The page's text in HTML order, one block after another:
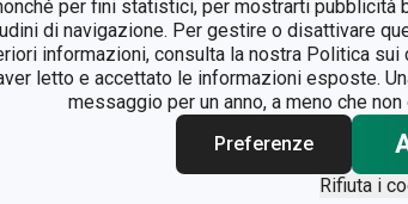
per fini statistici, per mostrarti pubblicità
di navigazione. Per gestire o disattivare
informazioni, consulta la nostra Politica sui
letto e accettato le informazioni esposte.
messaggio per un anno, a meno che
Preferenze
Rifiuta i